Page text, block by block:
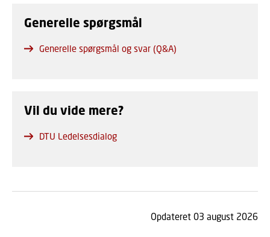
Generelle spørgsmål
Generelle spørgsmål og svar (Q&A)
Vil du vide mere?
DTU Ledelsesdialog
Opdateret 03 august 2026